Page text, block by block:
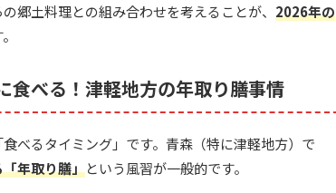
郷土料理との組み合わせを考えることが、 2026年の
食べる！津軽地方の年取り膳事情
べるタイミング」です。青森（特に津軽地方）で
年取り膳」という風習が一般的です。